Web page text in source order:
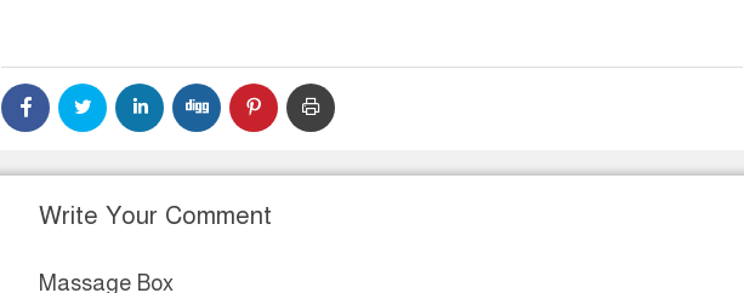
Write Your Comment
Massage Box